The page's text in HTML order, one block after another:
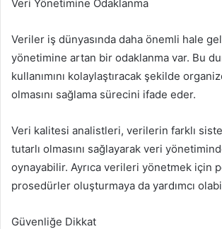
Veri Yönetimine Odaklanma
Veriler iş dünyasında daha önemli hale
yönetimine artan bir odaklanma var. Bu
kullanımını kolaylaştıracak şekilde
olmasını sağlama sürecini ifade eder.
Veri kalitesi analistleri, verilerin farklı
tutarlı olmasını sağlayarak veri
oynayabilir. Ayrıca verileri yönetmek için
prosedürler oluşturmaya da yardımcı
Güvenliğe Dikkat